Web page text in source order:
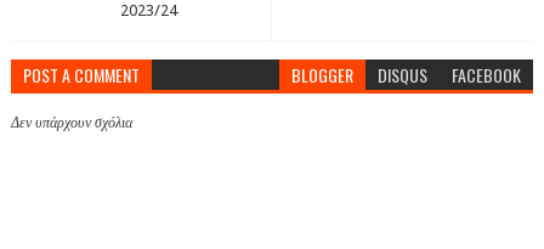
2023/24
POST A COMMENT BLOGGER DISQUS FACEBOOK
Δεν υπάρχουν σχόλια